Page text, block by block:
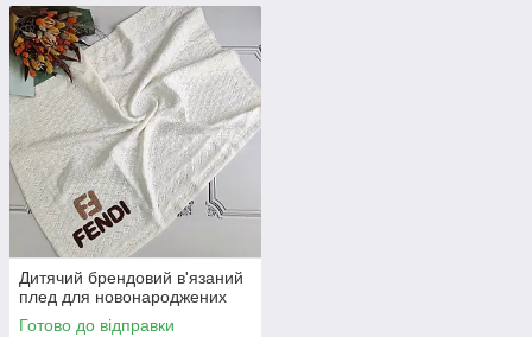
Дитячий брендовий в'язаний
плед для новонароджених
Готово до відправки